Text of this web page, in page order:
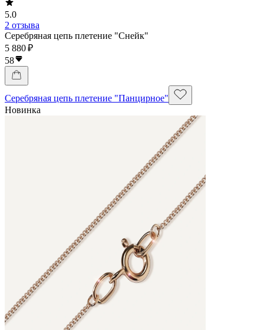
5.0
2 отзыва
Серебряная цепь плетение "Снейк"
5 880 ₽
58
Серебряная цепь плетение "Панцирное"
Новинка